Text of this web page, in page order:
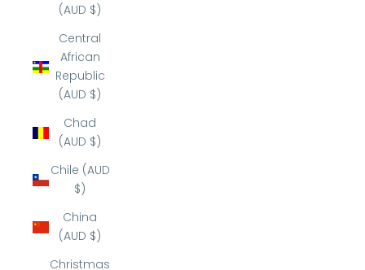
(AUD $)
Central
African
Republic
(AUD $)
Chad
(AUD $)
Chile (AUD
$)
China
(AUD $)
Christmas